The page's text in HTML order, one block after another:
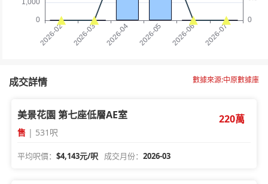
成交詳情 數據來源:中原數據庫
美景花園 第七座低層AE室
售 | 531呎
220萬
平均呎價：$4,143元/呎 成交月份：2026-03